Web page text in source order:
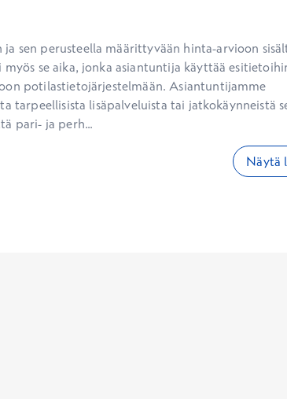
sen perusteella määrittyvään hinta-arvioon
myös se aika, jonka asiantuntija käyttää
potilastietojärjestelmään. Asiantuntijamme
tarpeellisista lisäpalveluista tai jatkokäynneistä
pari- ja perh...
Näytä